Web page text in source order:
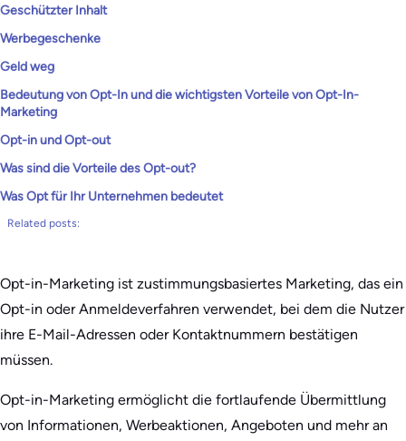
Geschützter Inhalt
Werbegeschenke
Geld weg
Bedeutung von Opt-In und die wichtigsten Vorteile von Opt-In-
Marketing
Opt-in und Opt-out
Was sind die Vorteile des Opt-out?
Was Opt für Ihr Unternehmen bedeutet
Related posts:
Opt-in-Marketing ist zustimmungsbasiertes Marketing, das ein
Opt-in oder Anmeldeverfahren verwendet, bei dem die Nutzer
ihre E-Mail-Adressen oder Kontaktnummern bestätigen
müssen.
Opt-in-Marketing ermöglicht die fortlaufende Übermittlung
von Informationen, Werbeaktionen, Angeboten und mehr an